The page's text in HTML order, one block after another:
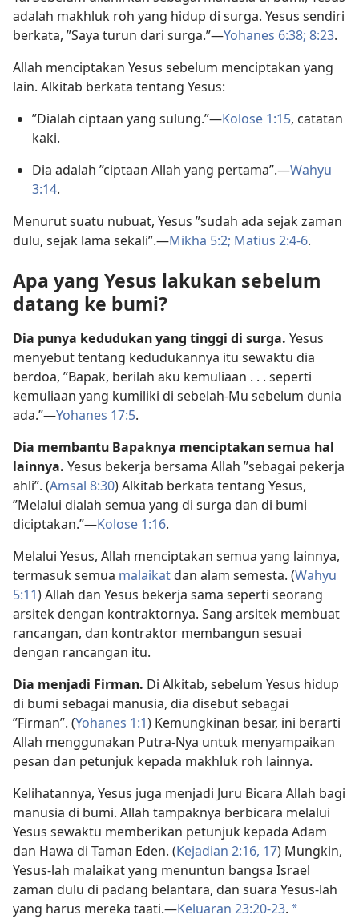
adalah makhluk roh yang hidup di surga. Yesus sendiri
berkata, ”Saya turun dari surga.”—Yohanes 6:38; 8:23.
Allah menciptakan Yesus sebelum menciptakan yang
lain. Alkitab berkata tentang Yesus:
”Dialah ciptaan yang sulung.”—Kolose 1:15, catatan
kaki.
Dia adalah ”ciptaan Allah yang pertama”.—Wahyu
3:14.
Menurut suatu nubuat, Yesus ”sudah ada sejak zaman
dulu, sejak lama sekali”.—Mikha 5:2; Matius 2:4-6.
Apa yang Yesus lakukan sebelum
datang ke bumi?
Dia punya kedudukan yang tinggi di surga. Yesus
menyebut tentang kedudukannya itu sewaktu dia
berdoa, ”Bapak, berilah aku kemuliaan . . . seperti
kemuliaan yang kumiliki di sebelah-Mu sebelum dunia
ada.”—Yohanes 17:5.
Dia membantu Bapaknya menciptakan semua hal
lainnya. Yesus bekerja bersama Allah ”sebagai pekerja
ahli”. (Amsal 8:30) Alkitab berkata tentang Yesus,
”Melalui dialah semua yang di surga dan di bumi
diciptakan.”—Kolose 1:16.
Melalui Yesus, Allah menciptakan semua yang lainnya,
termasuk semua malaikatdan alam semesta. (Wahyu
5:11) Allah dan Yesus bekerja sama seperti seorang
arsitek dengan kontraktornya. Sang arsitek membuat
rancangan, dan kontraktor membangun sesuai
dengan rancangan itu.
Dia menjadi Firman. Di Alkitab, sebelum Yesus hidup
di bumi sebagai manusia, dia disebut sebagai
”Firman”. (Yohanes 1:1) Kemungkinan besar, ini berarti
Allah menggunakan Putra-Nya untuk menyampaikan
pesan dan petunjuk kepada makhluk roh lainnya.
Kelihatannya, Yesus juga menjadi Juru Bicara Allah bagi
manusia di bumi. Allah tampaknya berbicara melalui
Yesus sewaktu memberikan petunjuk kepada Adam
dan Hawa di Taman Eden. (Kejadian 2:16, 17) Mungkin,
Yesus-lah malaikat yang menuntun bangsa Israel
zaman dulu di padang belantara, dan suara Yesus-lah
yang harus mereka taati.—Keluaran 23:20-23. a